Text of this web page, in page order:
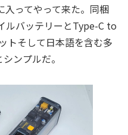
入ってやって来た。同梱
ルバッテリーとType-C to
トそして日本語を含む多
ンプルだ。